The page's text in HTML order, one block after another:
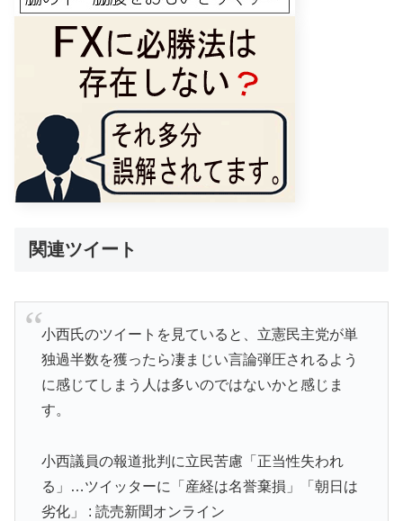
関連ツイート
小西氏のツイートを見ていると、立憲民主党が単
独過半数を獲ったら凄まじい言論弾圧されるよう
に感じてしまう人は多いのではないかと感じま
す。
小西議員の報道批判に立民苦慮「正当性失われ
る」…ツイッターに「産経は名誉棄損」「朝日は
劣化」 : 読売新聞オンライン